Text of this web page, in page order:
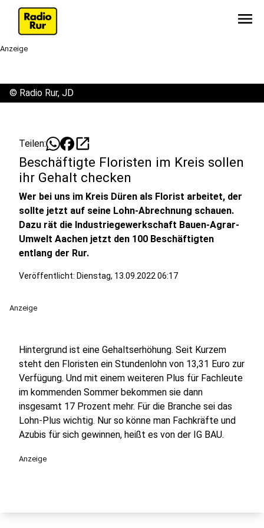
menu
Anzeige
© Radio Rur, JD
Teilen: open_in_new
Beschäftigte Floristen im Kreis sollen
ihr Gehalt checken
Wer bei uns im Kreis Düren als Florist arbeitet, der
sollte jetzt auf seine Lohn-Abrechnung schauen.
Dazu rät die Industriegewerkschaft Bauen-Agrar-
Umwelt Aachen jetzt den 100 Beschäftigten
entlang der Rur.
Veröffentlicht: Dienstag, 13.09.2022 06:17
Anzeige
Hintergrund ist eine Gehaltserhöhung. Seit Kurzem
steht den Floristen ein Stundenlohn von 13,31 Euro zur
Verfügung. Und mit einem weiteren Plus für Fachleute
im kommenden Sommer bekommen sie dann
insgesamt 17 Prozent mehr. Für die Branche sei das
Lohn-Plus wichtig. Nur so könne man Fachkräfte und
Azubis für sich gewinnen, heißt es von der IG BAU.
Anzeige